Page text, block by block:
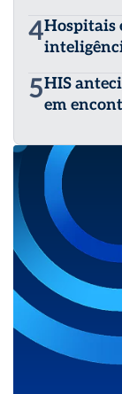
4Hospitais
5HIS
em